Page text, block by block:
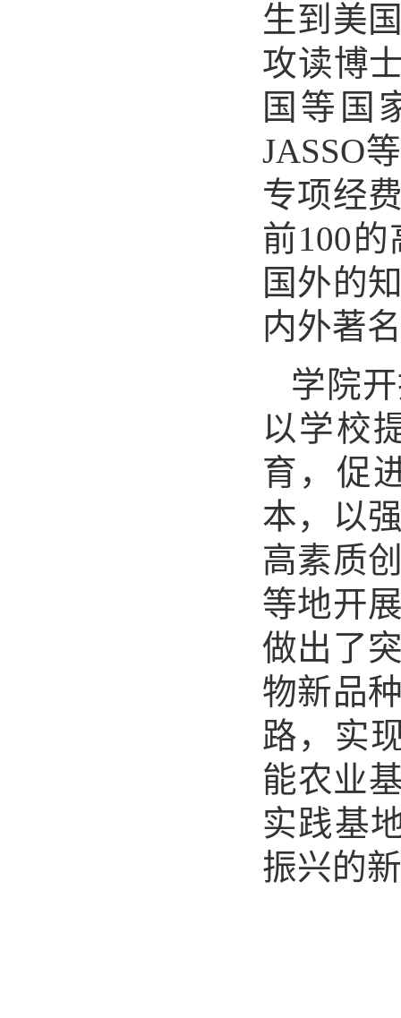
生到美
攻读博
国等国
JASSO
专项经
前100
国外的
内外著
学院
以学校
育，促
本，以
高素质
等地开
做出了
物新品
路，实
能农业
实践基
振兴的